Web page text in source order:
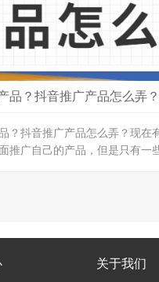
提取器
面，搜索【在线音频提取器】
免费网站来搞，把视频上...
品？抖音推广产品怎么弄？
？抖音推广产品怎么弄？现在
推广自己的产品，但是只有一
能引起人情感的共识。所以在
完非常打动非常感触，这样不
关于我们